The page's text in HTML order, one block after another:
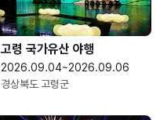
고령 국가유산 야행
2026.09.04~2026.09.06
경상북도 고령군